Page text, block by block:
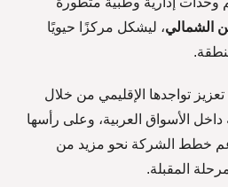
الشمالي، ليشكل مركزًا حيويًا
تواجدها الإقليمي من خلال
الأسواق العربية، وعلى رأسها
خطط الشركة نحو مزيد من
المقبلة.